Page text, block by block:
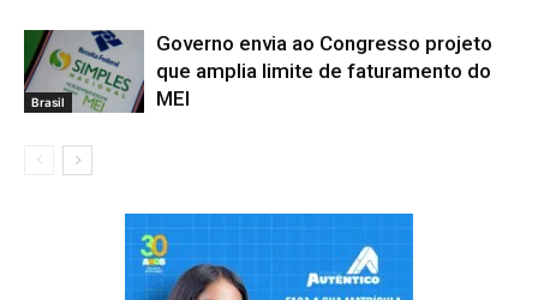
Brasil
Governo envia ao Congresso projeto
que amplia limite de faturamento do
MEI